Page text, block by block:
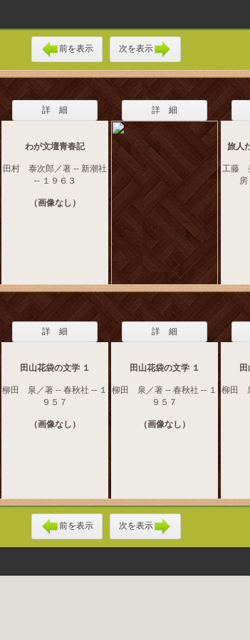
前を表示 次を表示
詳 細
わが文壇青春記
田村 泰次郎／著 -- 新潮社
-- １９６３
（画像なし）
詳 細
旅人
工藤
房
詳 細
田山花袋の文学 １
柳田 泉／著 -- 春秋社 -- １
９５７
（画像なし）
詳 細
田山花袋の文学 １
柳田 泉／著 -- 春秋社 -- １
９５７
（画像なし）
柳田
前を表示 次を表示